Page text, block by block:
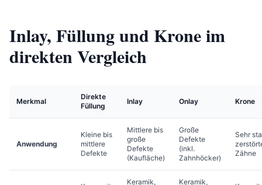
Inlay, Füllung und Krone im
direkten Vergleich
Merkmal
Direkte
Füllung
Inlay Onlay Krone
Anwendung
Kleine bis
mittlere
Defekte
Mittlere bis
große
Defekte
(Kaufläche)
Große
Defekte
(inkl.
Zahnhöcker)
Sehr
Zähne
Keramik,
Keramik,